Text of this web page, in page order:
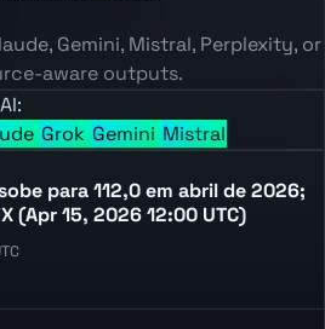
Gemini, Mistral, Perplexity, or
aware outputs.
GrokGemini Mistral
para 112,0 em abril de 2026;
(Apr 15, 2026 12:00 UTC)